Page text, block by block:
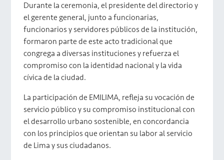
Durante la ceremonia, el presidente del directorio y
el gerente general, junto a funcionarias,
funcionarios y servidores públicos de la institución,
formaron parte de este acto tradicional que
congrega a diversas instituciones y refuerza el
compromiso con la identidad nacional y la vida
cívica de la ciudad.
La participación de EMILIMA, refleja su vocación de
servicio público y su compromiso institucional con
el desarrollo urbano sostenible, en concordancia
con los principios que orientan su labor al servicio
de Lima y sus ciudadanos.